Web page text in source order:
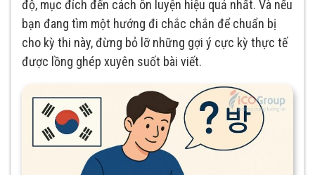
độ, mục đích đến cách ôn luyện hiệu quả nhất. Và nếu
bạn đang tìm một hướng đi chắc chắn để chuẩn bị
cho kỳ thi này, đừng bỏ lỡ những gợi ý cực kỳ thực tế
được lồng ghép xuyên suốt bài viết.